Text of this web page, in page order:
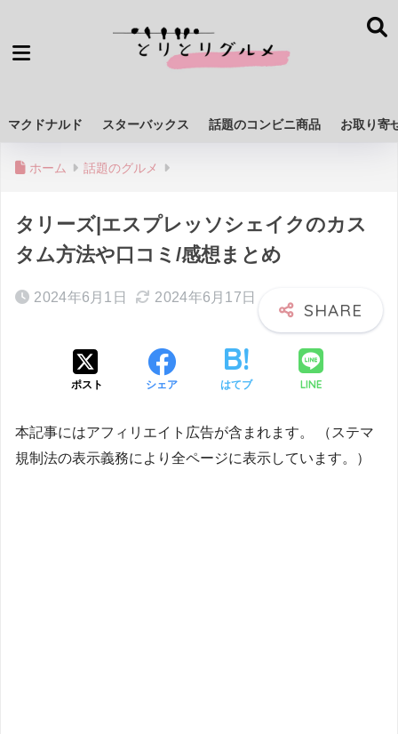
マクドナルド スターバックス 話題のコンビニ商品 お取り寄
ホーム 話題のグルメ
タリーズ|エスプレッソシェイクのカス
タム方法や口コミ/感想まとめ
2024年6月1日 2024年6月17日
ポスト シェア はてブ LINE
本記事にはアフィリエイト広告が含まれます。 （ステマ
規制法の表示義務により全ページに表示しています。）